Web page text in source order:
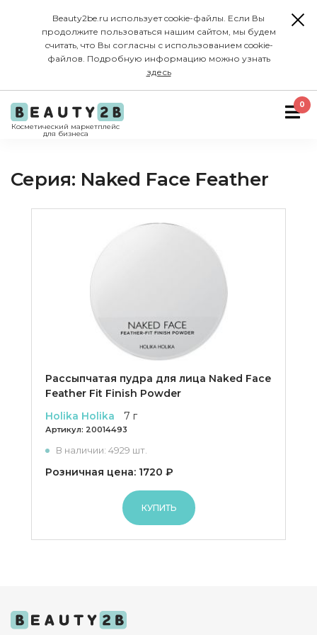
Beauty2be.ru использует cookie-файлы. Если Вы
продолжите пользоваться нашим сайтом, мы будем
считать, что Вы согласны с использованием cookie-
файлов. Подробную информацию можно узнать
здесь
Косметический маркетплейс
для бизнеса
0
Серия: Naked Face Feather
Рассыпчатая пудра для лица Naked Face
Feather Fit Finish Powder
Holika Holika
7 г
Артикул: 20014493
В наличии: 4929 шт.
Розничная цена: 1720 ₽
КУПИТЬ